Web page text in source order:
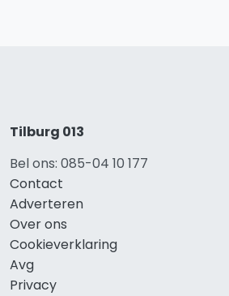
Tilburg 013
Bel ons: 085-04 10 177
Contact
Adverteren
Over ons
Cookieverklaring
Avg
Privacy